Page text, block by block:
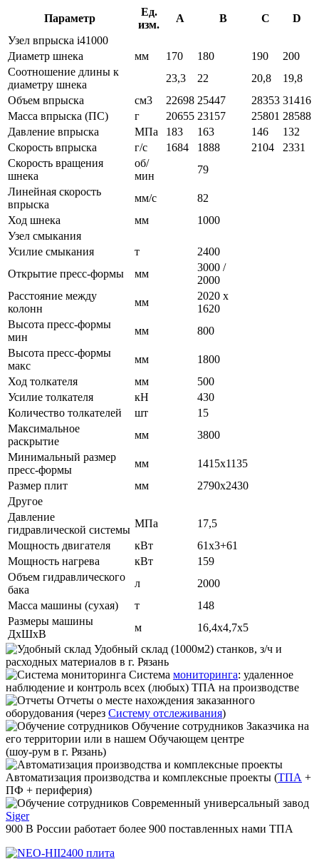
Параметр
Ед.
изм.
A B C
D
Узел впрыска i41000
Диаметр шнека
мм 170 180 190
200
Соотношение длины к
диаметру шнека
23,3 22 20,8
19,8
Объем впрыска
см3 22698 25447 28353 31416
Масса впрыска (ПС)
г 20655 23157 25801 28588
Давление впрыска
МПа 183 163 146
132
Скорость впрыска
г/с 1684 1888 2104
2331
Скорость вращения
шнека
об/
мин
79
Линейная скорость
впрыска
мм/с
82
Ход шнека
мм
1000
Узел смыкания
Усилие смыкания
т
2400
Открытие пресс-формы
мм
3000 /
2000
Расстояние между
колонн
мм
2020 х
1620
Высота пресс-формы
мин
мм
800
Высота пресс-формы
макс
мм
1800
Ход толкателя
мм
500
Усилие толкателя
кН
430
Количество толкателей
шт
15
Максимальное
раскрытие
мм
3800
Минимальный размер
пресс-формы
мм
1415х1135
Размер плит
мм
2790х2430
Другое
Давление
гидравлической системы
МПа
17,5
Мощность двигателя
кВт
61х3+61
Мощность нагрева
кВт
159
Объем гидравлического
бака
л
2000
Масса машины (сухая)
т
148
Размеры машины
ДхШхВ
м
16,4х4,7х5
Удобный склад (1000м2) станков, з/ч и
расходных материалов в г. Рязань
Система мониторинга: удаленное
наблюдение и контроль всех (любых) ТПА на производстве
Отчеты о месте нахождения заказанного
оборудования (через Систему отслеживания)
Обучение сотрудников Заказчика на
его территории или в нашем Обучающем центре
(шоу-рум в г. Рязань)
Автоматизация производства и комплексные проекты (ТПА +
ПФ + периферия)
Современный универсальный завод
Siger
900 В России работает более 900 поставленных нами ТПА